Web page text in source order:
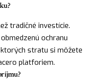
tradičné investície.
ochranu
stratu si môžete
platforiem.